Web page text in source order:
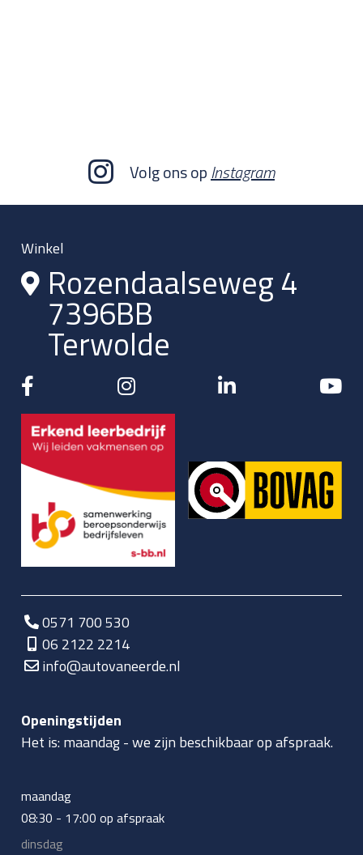
Volg ons opInstagram
Winkel
Rozendaalseweg 4
7396BB
Terwolde
0571 700 530
06 2122 2214
info@autovaneerde.nl
Openingstijden
Het is:maandag-we zijn beschikbaar op afspraak.
maandag
08:30 - 17:00 op afspraak
dinsdag